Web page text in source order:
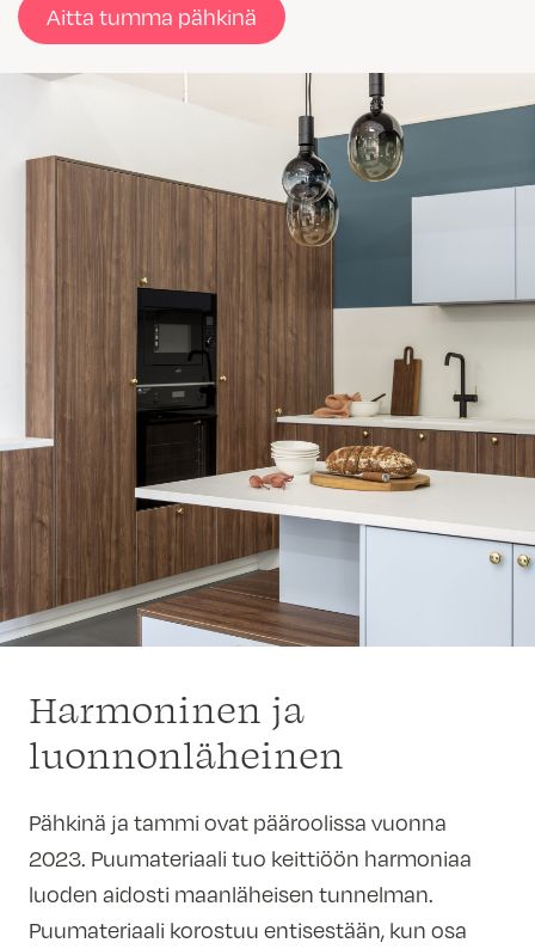
Aitta tumma pähkinä
Harmoninen ja
luonnonläheinen
Pähkinä ja tammi ovat pääroolissa vuonna
2023. Puumateriaali tuo keittiöön harmoniaa
luoden aidosti maanläheisen tunnelman.
Puumateriaali korostuu entisestään, kun osa